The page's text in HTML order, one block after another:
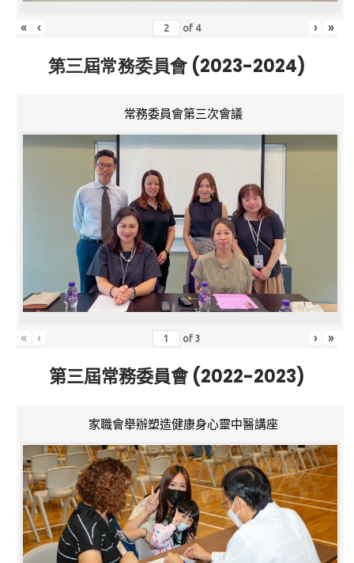
« ‹ of 4 › »
第三屆常務委員會 (2023-2024)
常務委員會第三次會議
« ‹ of3 › »
第三屆常務委員會 (2022-2023)
家職會舉辦塑造健康身心靈中醫講座